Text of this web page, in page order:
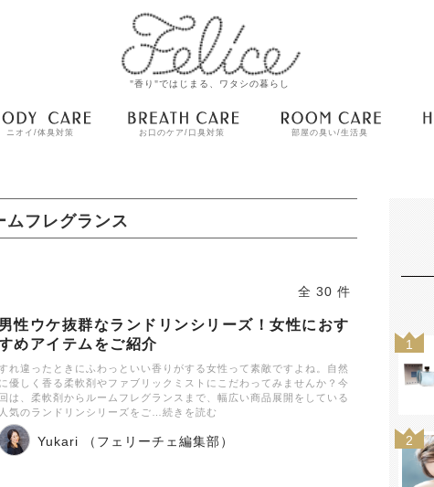
"香り"ではじまる、ワタシの暮らし
ニオイ/体臭対策 お口のケア/口臭対策 部屋の臭い/生活臭
ムフレグランス
全 30 件
性ウケ抜群なランドリンシリーズ！女性におす
めアイテムをご紹介
れ違ったときにふわっといい香りがする女性って素敵ですよね。自然
優しく香る柔軟剤やファブリックミストにこだわってみませんか？今
は、柔軟剤からルームフレグランスまで、幅広い商品展開をしている
気のランドリンシリーズをご…続きを読む
Yukari （フェリーチェ編集部）